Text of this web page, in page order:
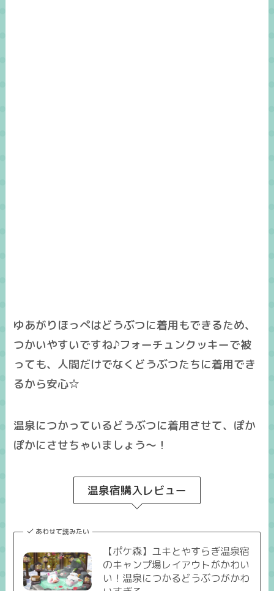
ゆあがりほっぺはどうぶつに着用もできるため、
つかいやすいですね♪フォーチュンクッキーで被
っても、人間だけでなく どうぶつたちに着用でき
るから安心☆
温泉につかっているどうぶつに着用させて、ぽか
ぽかにさせちゃいましょう～！
温泉宿購入レビュー
あわせて読みたい
【ポケ森】ユキとやすらぎ温泉宿
のキャンプ場レイアウトがかわい
い！温泉につかるどうぶつがかわ